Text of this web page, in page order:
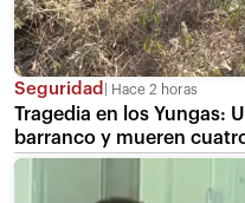
Seguridad Hace 2 horas
Tragedia en los Yungas:
barranco y mueren